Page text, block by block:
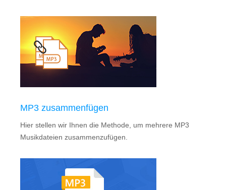
MP3 zusammenfügen
Hier stellen wir Ihnen die Methode, um mehrere MP3
Musikdateien zusammenzufügen.